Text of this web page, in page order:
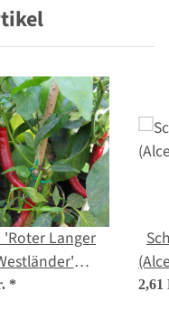
'Roter Langer
annuum)
*